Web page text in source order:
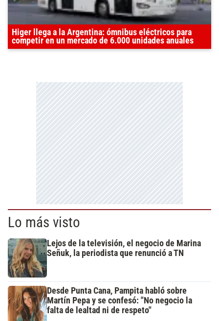
Higer llega a la Argentina: ómnibus eléctricos para
competir en un mercado de 6.000 unidades anuales
Lo más visto
Lejos de la televisión, el negocio de Marina
Señuk, la periodista que renunció a TN
Desde Punta Cana, Pampita habló sobre
Martín Pepa y se confesó: "No negocio la
falta de lealtad ni de respeto"